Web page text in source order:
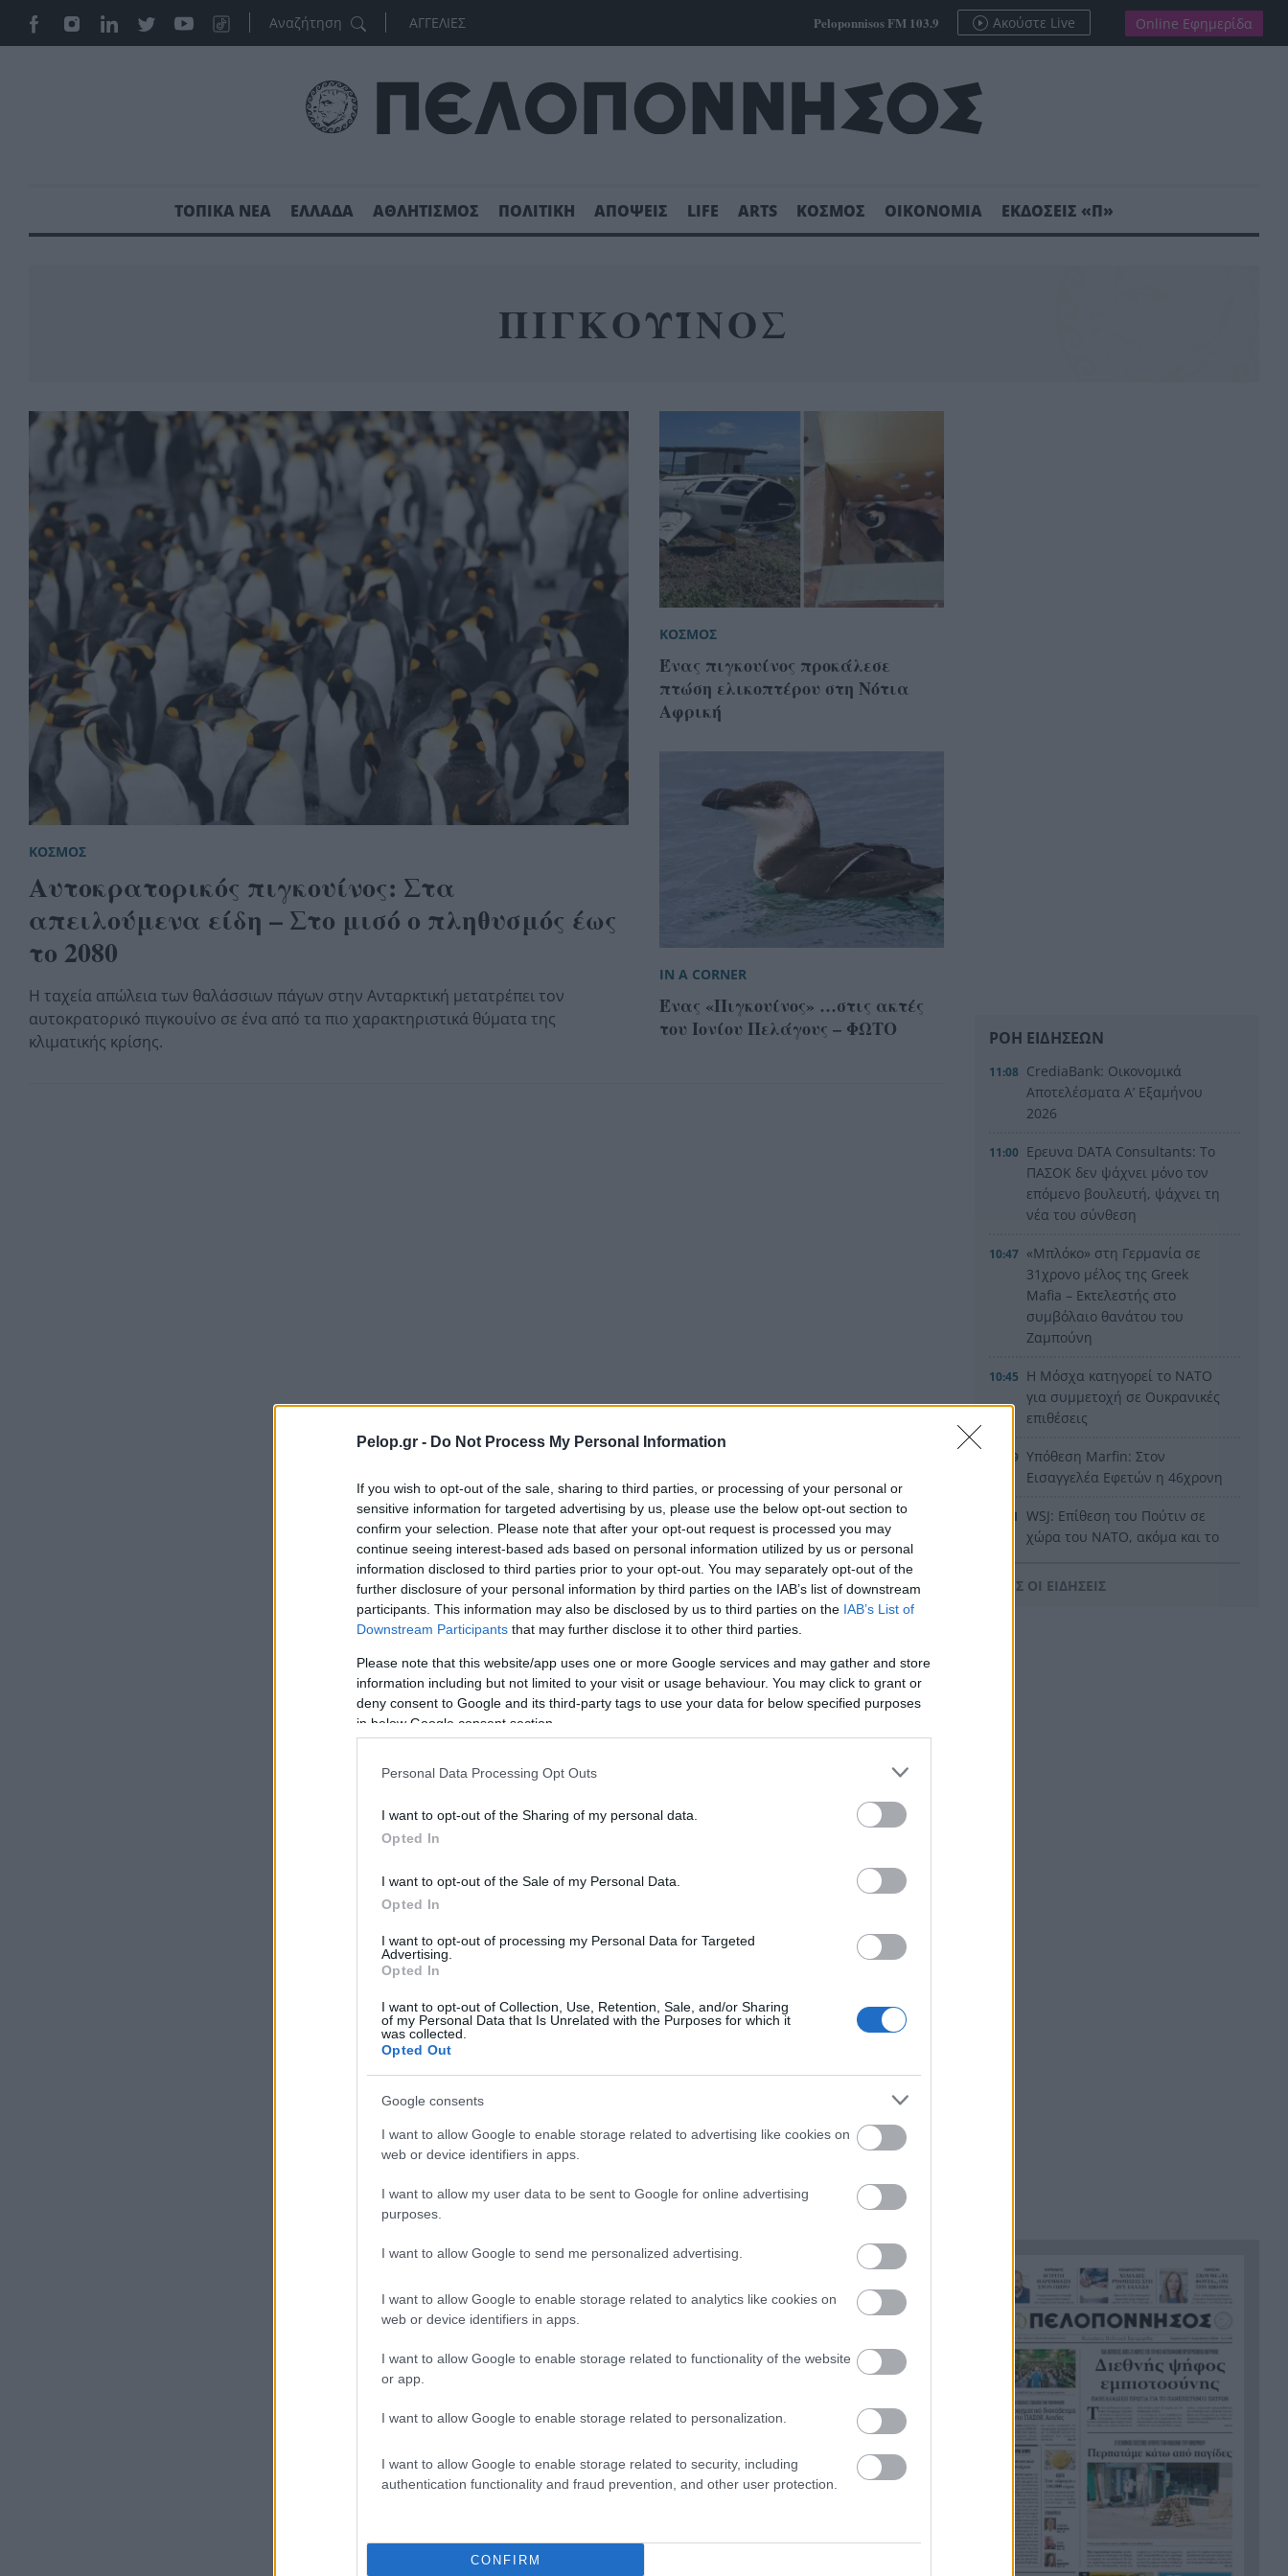
Pelop.gr - Do Not Process My Personal Information
If you wish to opt-out of the sale, sharing to third parties, or processing of your personal or
sensitive information for targeted advertising by us, please use the below opt-out section to
confirm your selection. Please note that after your opt-out request is processed you may
continue seeing interest-based ads based on personal information utilized by us or personal
information disclosed to third parties prior to your opt-out. You may separately opt-out of the
further disclosure of your personal information by third parties on the IAB’s list of downstream
participants. This information may also be disclosed by us to third parties on the IAB’s List of
Downstream Participants that may further disclose it to other third parties.
Please note that this website/app uses one or more Google services and may gather and store
information including but not limited to your visit or usage behaviour. You may click to grant or
deny consent to Google and its third-party tags to use your data for below specified purposes
in below Google consent section.
Personal Data Processing Opt Outs
I want to opt-out of the Sharing of my personal data.
Opted In
I want to opt-out of the Sale of my Personal Data.
Opted In
I want to opt-out of processing my Personal Data for Targeted
Advertising.
Opted In
I want to opt-out of Collection, Use, Retention, Sale, and/or Sharing
of my Personal Data that Is Unrelated with the Purposes for which it
was collected.
Opted Out
Google consents
I want to allow Google to enable storage related to advertising like cookies on
web or device identifiers in apps.
I want to allow my user data to be sent to Google for online advertising
purposes.
I want to allow Google to send me personalized advertising.
I want to allow Google to enable storage related to analytics like cookies on
web or device identifiers in apps.
I want to allow Google to enable storage related to functionality of the website
or app.
I want to allow Google to enable storage related to personalization.
I want to allow Google to enable storage related to security, including
authentication functionality and fraud prevention, and other user protection.
CONFIRM
ΑΓΓΕΛΙΕΣ Peloponnisos FM 103.9 Ακούστε Live Online Εφημερίδα
ΤΟΠΙΚΑ ΝΕΑ ΕΛΛΑΔΑ ΑΘΛΗΤΙΣΜΟΣ ΠΟΛΙΤΙΚΗ ΑΠΟΨΕΙΣ LIFE ARTS ΚΟΣΜΟΣ ΟΙΚΟΝΟΜΙΑ ΕΚΔΟΣΕΙΣ «Π»
ΠΙΓΚΟΥΪΝΟΣ
ΚΟΣΜΟΣ
Αυτοκρατορικός πιγκουίνος: Στα
απειλούμενα είδη – Στο μισό ο πληθυσμός έως
το 2080
Η ταχεία απώλεια των θαλάσσιων πάγων στην Ανταρκτική μετατρέπει τον
αυτοκρατορικό πιγκουίνο σε ένα από τα πιο χαρακτηριστικά θύματα της
κλιματικής κρίσης.
ΚΟΣΜΟΣ
Ένας πιγκουίνος προκάλεσε
πτώση ελικοπτέρου στη Νότια
Αφρική
IN A CORNER
Ένας «Πιγκουίνος» …στις ακτές
του Ιονίου Πελάγους – ΦΩΤΟ
ΡΟΗ ΕΙΔΗΣΕΩΝ
11:08 CrediaBank: Οικονομικά
Αποτελέσματα A’ Εξαμήνου
2026
11:00 Ερευνα DATA Consultants: Το
ΠΑΣΟΚ δεν ψάχνει μόνο τον
επόμενο βουλευτή, ψάχνει τη
νέα του σύνθεση
10:47 «Μπλόκο» στη Γερμανία σε
31χρονο μέλος της Greek
Mafia – Εκτελεστής στο
συμβόλαιο θανάτου του
Ζαμπούνη
10:45 Η Μόσχα κατηγορεί το ΝΑΤΟ
για συμμετοχή σε Ουκρανικές
επιθέσεις
10:39 Υπόθεση Marfin: Στον
Εισαγγελέα Εφετών η 46χρονη
10:31
WSJ: Επίθεση του Πούτιν σε
χώρα του ΝΑΤΟ, ακόμα και το
Τέλος στις «κρυφές»
σύγκρουση ΙΧ με φορτηγό
Ιαπωνία: Συγκλονιστικό
ΒΙΝΤΕΟ από χειρουργείο την
ώρα των 7,1 Ρίχτερ
Φαρμακείο διακοπών: Η λίστα
SOS που πρέπει να έχει κάθε
ταξιδιώτης στη βαλίτσα του
Μυστράς: Παθολογικά αίτια
«δείχνει» η πρώτη
ιατροδικαστική εξέταση για
τον 90χρονο στον καταψύκτη
ΟΛΕΣ ΟΙ ΕΙΔΗΣΕΙΣ